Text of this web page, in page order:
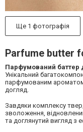
Ще 1 фотографія
Parfume butter
Парфумований баттер
Унікальний
парфумованим
догляд.
Завдяки комплексу
зволоження,
та доглянутий вигляд з